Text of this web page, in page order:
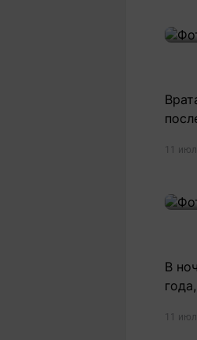
Погода
+7
11
В
11